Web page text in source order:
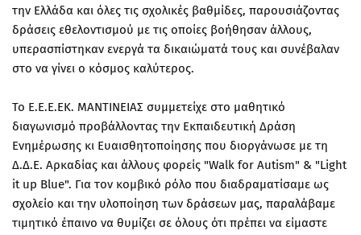
την Ελλάδα και όλες τις σχολικές βαθμίδες, παρουσιάζοντας
δράσεις εθελοντισμού με τις οποίες βοήθησαν άλλους,
υπερασπίστηκαν ενεργά τα δικαιώματά τους και συνέβαλαν
στο να γίνει ο κόσμος καλύτερος.
Το Ε.Ε.Ε.ΕΚ. ΜΑΝΤΙΝΕΙΑΣ συμμετείχε στο μαθητικό
διαγωνισμό προβάλλοντας την Εκπαιδευτική Δράση
Ενημέρωσης κι Ευαισθητοποίησης που διοργάνωσε με τη
Δ.Δ.Ε. Αρκαδίας και άλλους φορείς "Walk for Autism" & "Light
it up Blue". Για τον κομβικό ρόλο που διαδραματίσαμε ως
σχολείο και την υλοποίηση των δράσεων μας, παραλάβαμε
τιμητικό έπαινο να θυμίζει σε όλους ότι πρέπει να είμαστε